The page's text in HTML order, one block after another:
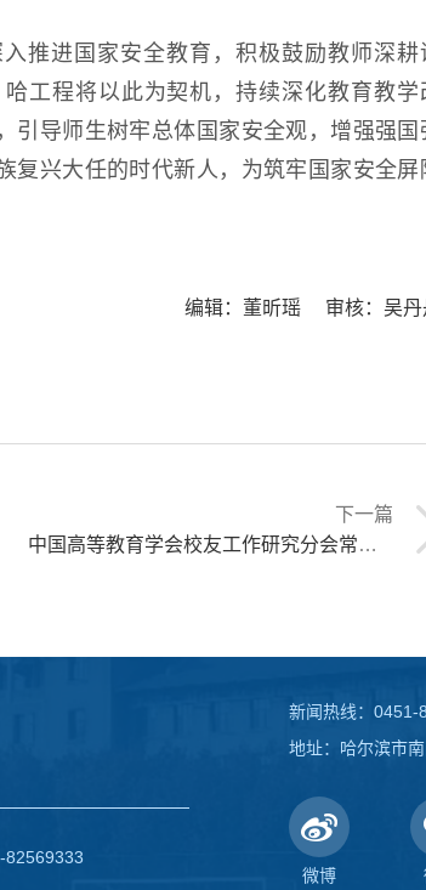
推进国家安全教育，积极鼓励教师深耕
工程将以此为契机，持续深化教育教学
引导师生树牢总体国家安全观，增强强国
复兴大任的时代新人，为筑牢国家安全屏
编辑：董昕瑶 审核：吴丹
下一篇
中国高等教育学会校友工作研究分会常务理事会议在哈工程举行
82569333
新闻热线：0451-
地址：哈尔滨市
微博